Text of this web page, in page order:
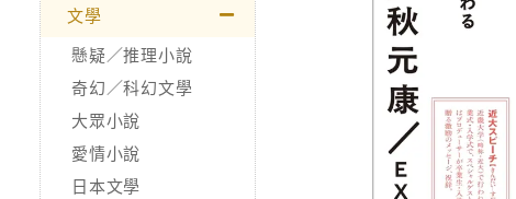
文學
懸疑／推理小說
奇幻／科幻文學
大眾小說
愛情小說
日本文學